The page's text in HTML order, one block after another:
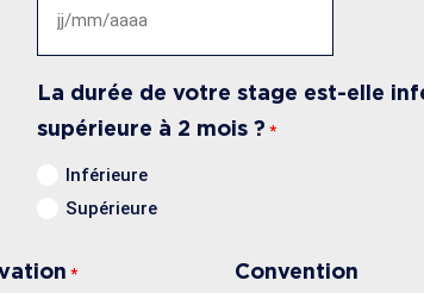
slash
MM
AAAA
La durée de votre stage est-elle
supérieure à 2 mois ? *
Inférieure
Supérieure
* Convention